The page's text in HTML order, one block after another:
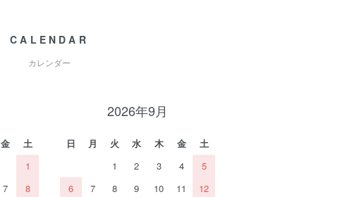
CALENDAR
カレンダー
金
土
1
7
8
2026年9月
日 月 火 水 木 金
土
1
2 3 4
5
6
7 8 9 10 11
12